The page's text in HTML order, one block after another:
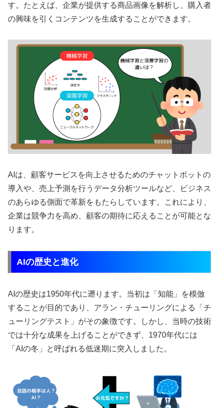
す。たとえば、企業が提供する商品画像を解析し、購入者
の興味を引くコンテンツを生成することができます。
AIは、顧客サービスを向上させるためのチャットボットの
導入や、売上予測を行うデータ分析ツールなど、ビジネス
のあらゆる側面で革新をもたらしています。これにより、
企業は競争力を高め、顧客の期待に応えることが可能とな
ります。
AIの歴史と進化
AIの歴史は1950年代に遡ります。当初は「知能」を模倣
することが目的であり、アラン・チューリングによる「チ
ューリングテスト」がその象徴です。しかし、当時の技術
では十分な成果を上げることができず、1970年代には
「AIの冬」と呼ばれる低迷期に突入しました。